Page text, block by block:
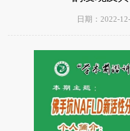
日期：2022-